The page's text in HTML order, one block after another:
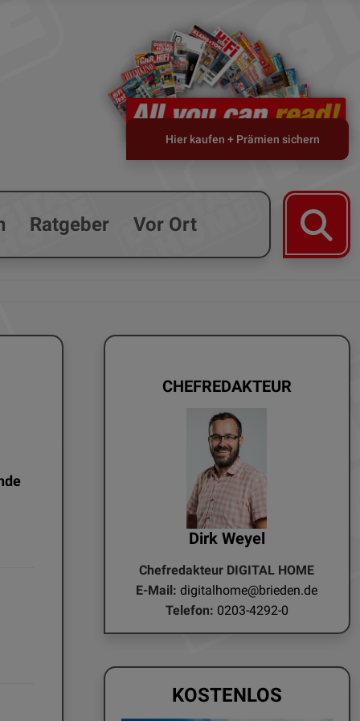
Hier kaufen + Prämien sichern
Ratgeber Vor Ort
CHEFREDAKTEUR
Dirk Weyel
Chefredakteur DIGITAL HOME
E-Mail: digitalhome@brieden.de
Telefon: 0203-4292-0
KOSTENLOS